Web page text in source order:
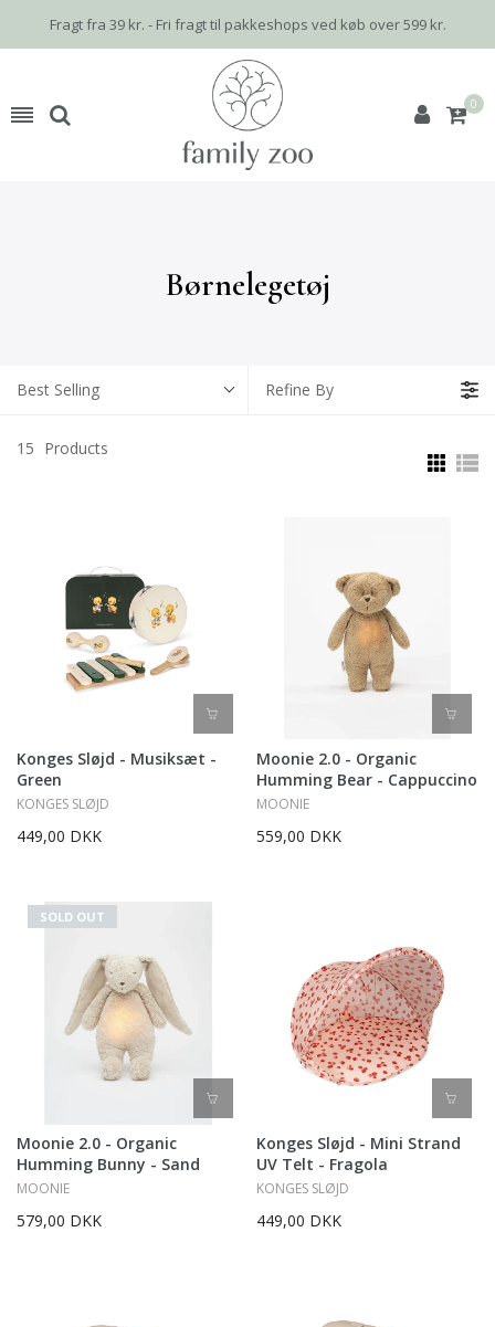
Fragt fra 39 kr. - Fri fragt til pakkeshops ved køb over 599 kr.
0
Børnelegetøj
Best Selling Refine By
15 Products
Konges Sløjd - Musiksæt -
Green
KONGES SLØJD
449,00 DKK
Moonie 2.0 - Organic
Humming Bear - Cappuccino
MOONIE
559,00 DKK
SOLD OUT
Moonie 2.0 - Organic
Humming Bunny - Sand
MOONIE
579,00 DKK
Konges Sløjd - Mini Strand
UV Telt - Fragola
KONGES SLØJD
449,00 DKK